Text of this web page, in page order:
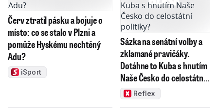
Červ ztratil pásku a bojuje o
místo: co se stalo v Plzni a
pomůže Hyskému nechtěný
Adu?
iSport
Sázka na senátní volby a
zklamané pravičáky.
Dotáhne to Kuba s hnutím
Naše Česko do celostátní
politiky?
Reflex